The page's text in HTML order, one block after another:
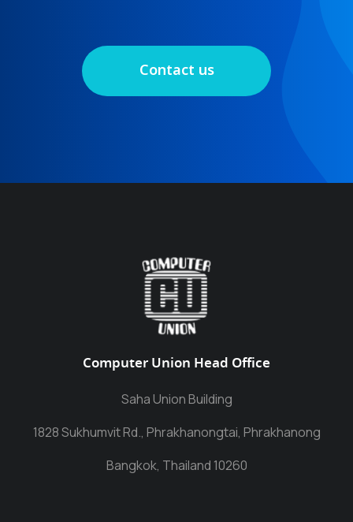
Contact us
Computer Union Head Office
Saha Union Building
1828 Sukhumvit Rd., Phrakhanongtai, Phrakhanong
Bangkok, Thailand 10260